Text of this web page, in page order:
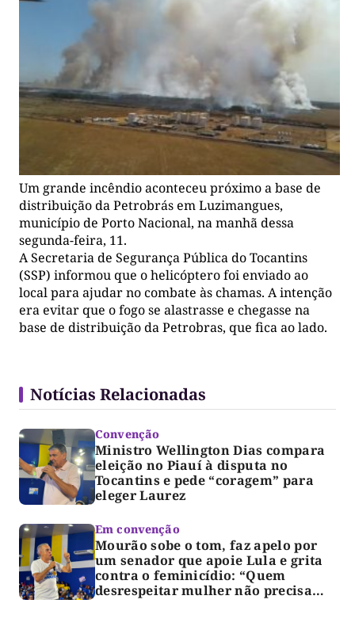
Um grande incêndio aconteceu próximo a base de
distribuição da Petrobrás em Luzimangues,
município de Porto Nacional, na manhã dessa
segunda-feira, 11.
A Secretaria de Segurança Pública do Tocantins
(SSP) informou que o helicóptero foi enviado ao
local para ajudar no combate às chamas. A intenção
era evitar que o fogo se alastrasse e chegasse na
base de distribuição da Petrobras, que fica ao lado.
Notícias Relacionadas
Convenção
Ministro Wellington Dias compara
eleição no Piauí à disputa no
Tocantins e pede “coragem” para
eleger Laurez
Em convenção
Mourão sobe o tom, faz apelo por
um senador que apoie Lula e grita
contra o feminicídio: “Quem
desrespeitar mulher não precisa